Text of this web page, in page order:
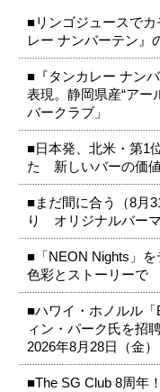
■リンゴジュースで
レー ナンバーテン』
■『タンカレー ナン
表現。静岡県産“アー
バークラブ」
■日本発、北米・第1
た 新しいバーの価値
■まだ間に合う（8月
り オリジナルバーマ
■「NEON Nights」
色彩とストーリーで
■ハワイ・ホノルル「
ィン・パーク氏を招
2026年8月28日（金）
■The SG Club 8周年